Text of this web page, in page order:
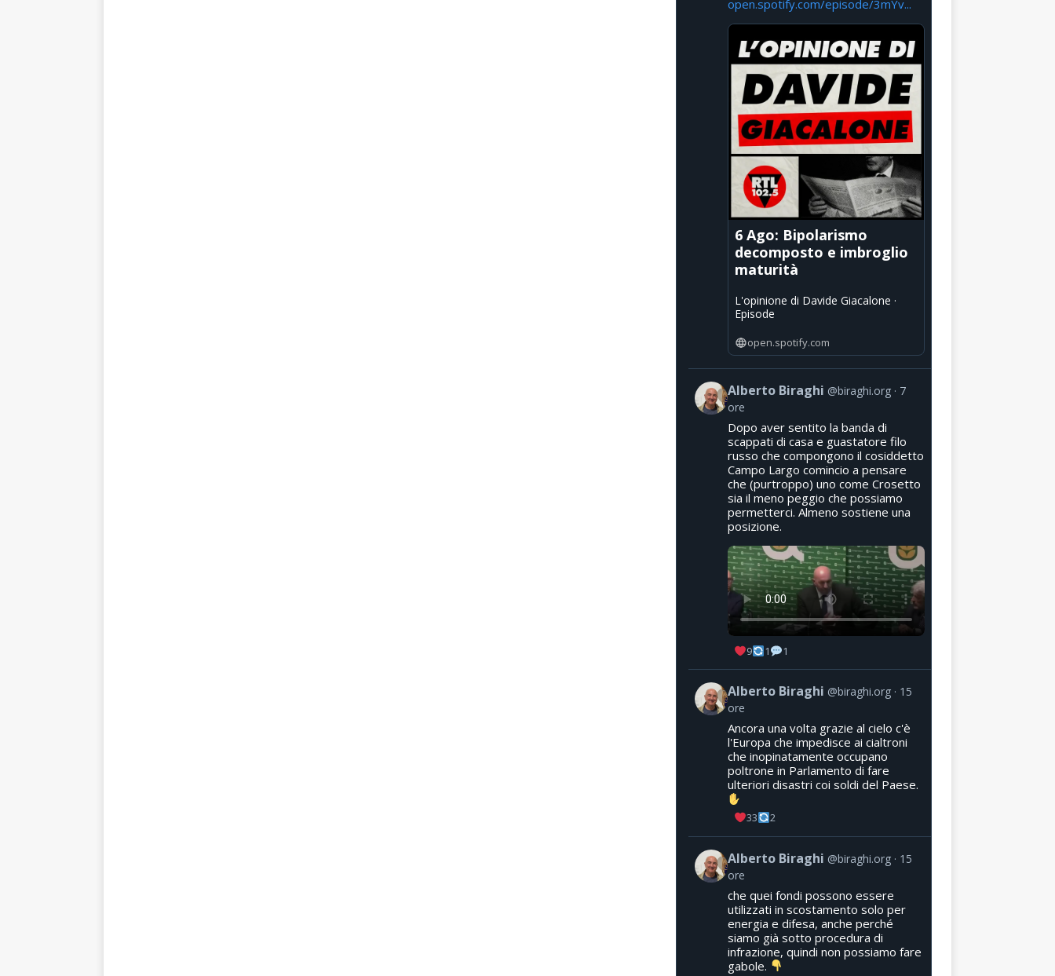
open.spotify.com/episode/3mYv...
6 Ago: Bipolarismo
decomposto e imbroglio
maturità
L'opinione di Davide Giacalone ·
Episode
open.spotify.com
Alberto Biraghi @biraghi.org
7
ore
Dopo aver sentito la banda di
scappati di casa e guastatore filo
russo che compongono il cosiddetto
Campo Largo comincio a pensare
che (purtroppo) uno come Crosetto
sia il meno peggio che possiamo
permetterci. Almeno sostiene una
posizione.
9 1 1
Alberto Biraghi @biraghi.org
15
ore
Ancora una volta grazie al cielo c'è
l'Europa che impedisce ai cialtroni
che inopinatamente occupano
poltrone in Parlamento di fare
ulteriori disastri coi soldi del Paese.
33 2
Alberto Biraghi @biraghi.org
15
ore
che quei fondi possono essere
utilizzati in scostamento solo per
energia e difesa, anche perché
siamo già sotto procedura di
infrazione, quindi non possiamo fare
gabole.